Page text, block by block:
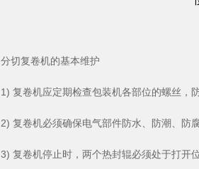
分切复卷机的基本维护
1) 复卷机应定期检查包装机各部位的螺丝，防
2) 复卷机必须确保电气部件防水、防潮、防
3) 复卷机停止时，两个热封辊必须处于打开